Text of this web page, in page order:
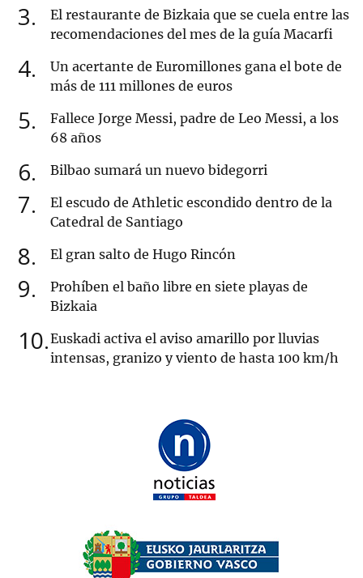
3
El restaurante de Bizkaia que se cuela entre las
recomendaciones del mes de la guía Macarfi
4
Un acertante de Euromillones gana el bote de
más de 111 millones de euros
5
Fallece Jorge Messi, padre de Leo Messi, a los
68 años
6 Bilbao sumará un nuevo bidegorri
7
El escudo de Athletic escondido dentro de la
Catedral de Santiago
8 El gran salto de Hugo Rincón
9
Prohíben el baño libre en siete playas de
Bizkaia
10 Euskadi activa el aviso amarillo por lluvias
intensas, granizo y viento de hasta 100 km/h